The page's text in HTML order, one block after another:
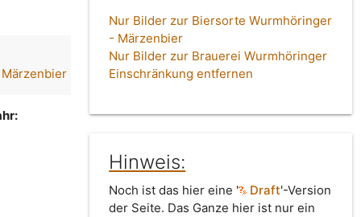
Nur Bilder zur Biersorte Wurmhöringer
- Märzenbier
Nur Bilder zur Brauerei Wurmhöringer
Einschränkung entfernen
Hinweis:
Noch ist das hier eine ' Draft'-Version
der Seite. Das Ganze hier ist nur ein